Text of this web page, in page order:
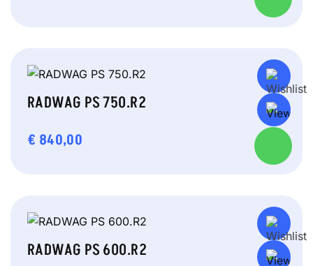
RADWAG PS 750.R2
€ 840,00
RADWAG PS 600.R2